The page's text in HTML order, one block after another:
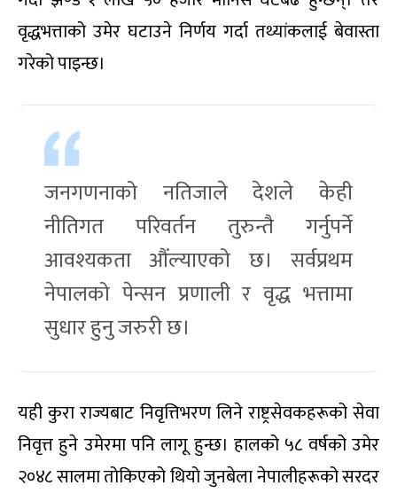
वृद्धभत्ताको उमेर घटाउने निर्णय गर्दा तथ्यांकलाई बेवास्ता
गरेको पाइन्छ।
जनगणनाको नतिजाले देशले केही
नीतिगत परिवर्तन तुरुन्तै गर्नुपर्ने
आवश्यकता औंल्याएको छ। सर्वप्रथम
नेपालको पेन्सन प्रणाली र वृद्ध भत्तामा
सुधार हुनु जरुरी छ।
यही कुरा राज्यबाट निवृत्तिभरण लिने राष्ट्रसेवकहरूको सेवा
निवृत्त हुने उमेरमा पनि लागू हुन्छ। हालको ५८ वर्षको उमेर
२०४८ सालमा तोकिएको थियो जुनबेला नेपालीहरूको सरदर